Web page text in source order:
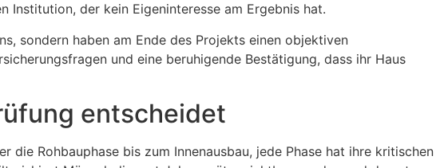
Institution, der kein Eigeninteresse am Ergebnis hat.
sondern haben am Ende des Projekts einen objektiven
und eine beruhigende Bestätigung, dass ihr Haus
entscheidet
Rohbauphase bis zum Innenausbau, jede Phase hat ihre kritischen